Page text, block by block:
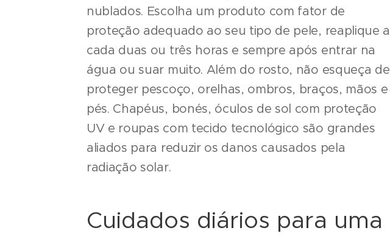
nublados. Escolha um produto com fator de
proteção adequado ao seu tipo de pele, reaplique a
cada duas ou três horas e sempre após entrar na
água ou suar muito. Além do rosto, não esqueça de
proteger pescoço, orelhas, ombros, braços, mãos e
pés. Chapéus, bonés, óculos de sol com proteção
UV e roupas com tecido tecnológico são grandes
aliados para reduzir os danos causados pela
radiação solar.
Cuidados diários para uma